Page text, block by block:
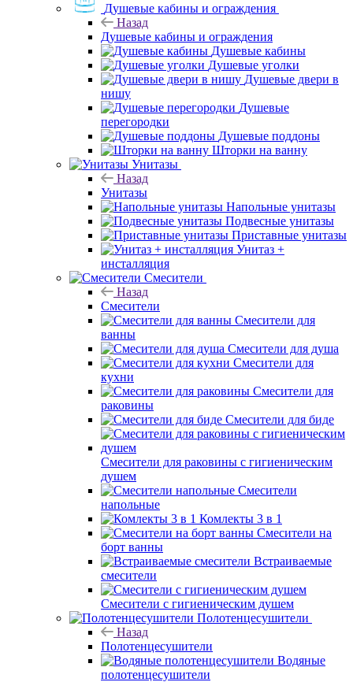
Душевые кабины и ограждения
Назад
Душевые кабины и ограждения
Душевые кабины
Душевые уголки
Душевые двери в
нишу
Душевые
перегородки
Душевые поддоны
Шторки на ванну
Унитазы
Назад
Унитазы
Напольные унитазы
Подвесные унитазы
Приставные унитазы
Унитаз +
инсталляция
Смесители
Назад
Смесители
Смесители для
ванны
Смесители для душа
Смесители для
кухни
Смесители для
раковины
Смесители для биде
Смесители для раковины с гигиеническим
душем
Смесители
напольные
Комлекты 3 в 1
Смесители на
борт ванны
Встраиваемые
смесители
Смесители с гигиеническим душем
Полотенцесушители
Назад
Полотенцесушители
Водяные
полотенцесушители